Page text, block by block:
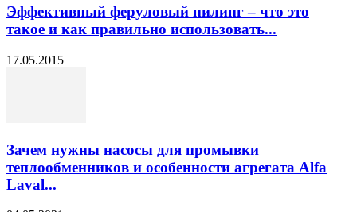
Эффективный феруловый пилинг – что это
такое и как правильно использовать...
17.05.2015
Зачем нужны насосы для промывки
теплообменников и особенности агрегата Alfa
Laval...